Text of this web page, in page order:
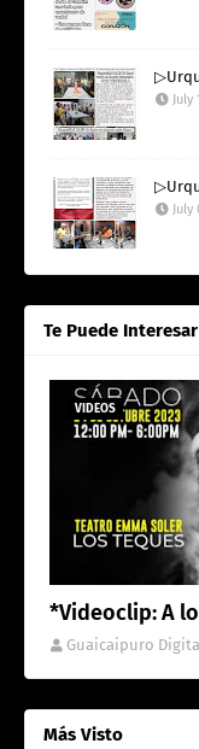
July
July
Te Puede Interesar
VIDEOS
*Videoclip: A
Guaicaipuro Digital
Más Visto